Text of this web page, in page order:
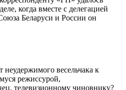
когда вместе с делегацией
Беларуси и России он
весельчака к
режиссурой,
телевизионному чиновнику?